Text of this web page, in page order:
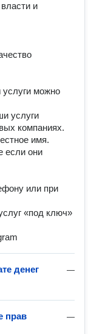
и
можно
услуги
компаниях.
имя.
если они
или при
«под ключ»
—
денег
—
прав